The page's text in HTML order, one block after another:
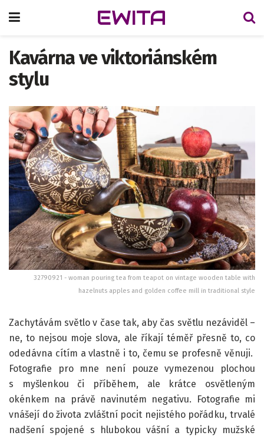
EWITA
Kavárna ve viktoriánském
stylu
32790921 - woman pouring tea from teapot on vintage wooden table with
hazelnuts apples and golden coffee mill in traditional style
Zachytávám světlo v čase tak, aby čas světlu nezáviděl –
ne, to nejsou moje slova, ale říkají téměř přesně to, co
odedávna cítím a vlastně i to, čemu se profesně věnuji.
Fotografie pro mne není pouze vymezenou plochou
s myšlenkou či příběhem, ale krátce osvětleným
okénkem na právě navinutém negativu. Fotografie mi
vnášejí do života zvláštní pocit nejistého pořádku, trvalé
nadšení spojené s hlubokou vášní a typicky mužské